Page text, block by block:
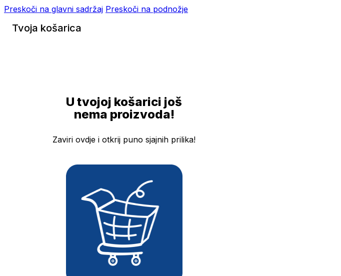
Preskoči na glavni sadržaj Preskoči na podnožje
Tvoja košarica
U tvojoj košarici još
nema proizvoda!
Zaviri ovdje i otkrij puno sjajnih prilika!